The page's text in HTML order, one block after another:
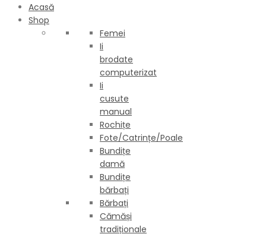
Acasă
Shop
Femei
Ii
brodate
computerizat
Ii
cusute
manual
Rochițe
Fote/Catrințe/Poale
Bundițe
damă
Bundițe
bărbați
Bărbați
Cămăși
tradiționale